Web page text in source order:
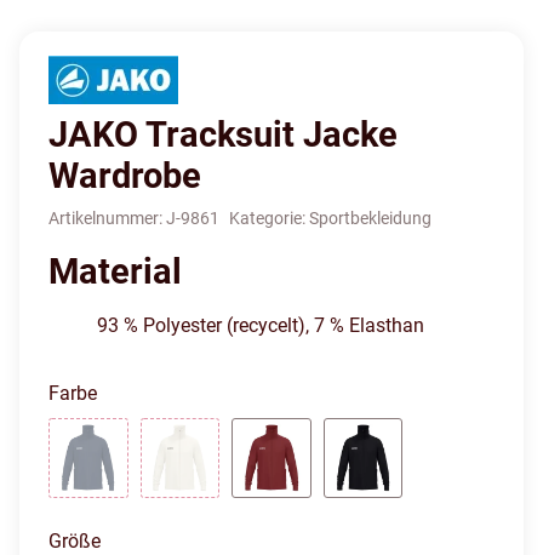
JAKO Tracksuit Jacke
Wardrobe
Artikelnummer:J-9861 Kategorie:Sportbekleidung
Material
93 % Polyester (recycelt), 7 % Elasthan
Farbe
Größe